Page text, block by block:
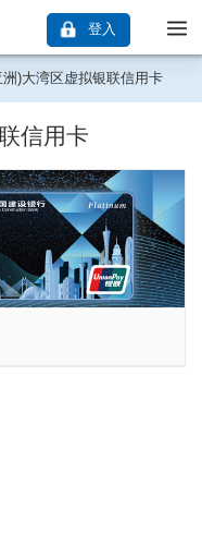
登入
洲)大湾区虚拟银联信用卡
信用卡